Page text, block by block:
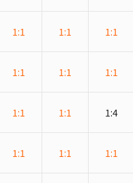
1:1 1:1 1:1
1:1 1:1 1:1
1:1 1:1 1:4
1:1 1:1 1:1